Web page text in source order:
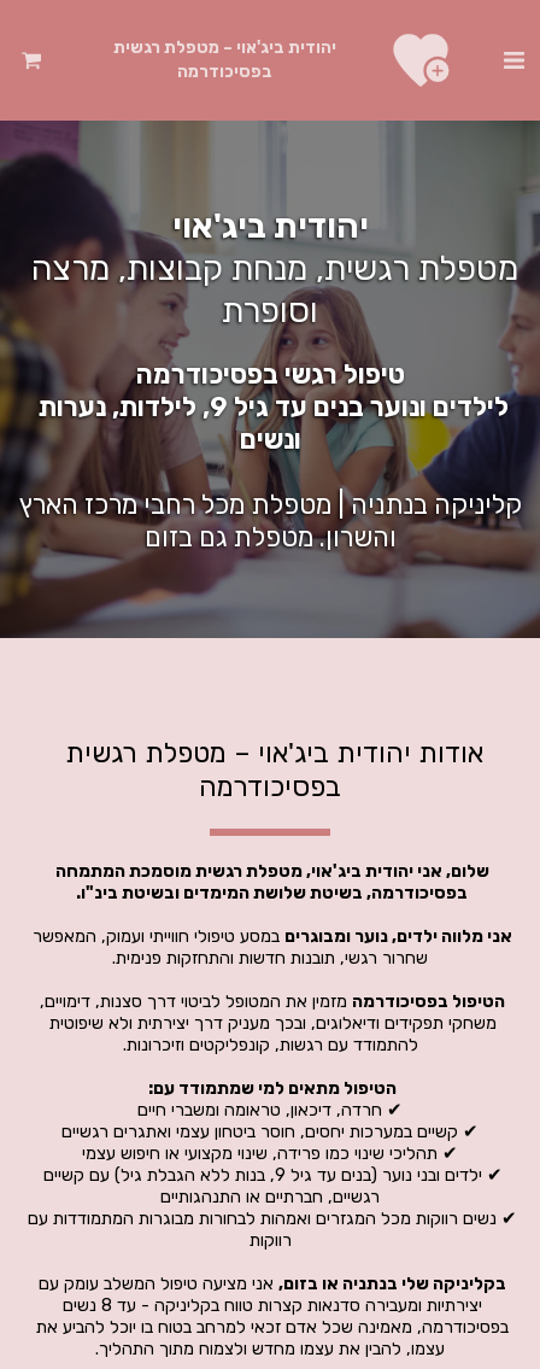
יהודית ביג'אוי – מטפלת רגשית
בפסיכודרמה
יהודית ביג'אוי
וסופרת
טיפול רגשי בפסיכודרמה
לילדים ונוער בנים עד גיל 9,
ונשים
קליניקה בנתניה | מטפלת מכל רחבי מרכז הארץ
והשרון. מטפלת גם בזום
בפסיכודרמה
בפסיכודרמה, בשיטת שלושת המימדים ובשיטת בינ"ו.
אני מלווה ילדים, נוער ומבוגרים
שחרור רגשי, תובנות חדשות והתחזקות פנימית.
הטיפול בפסיכודרמה
להתמודד עם רגשות, קונפליקטים וזיכרונות.
הטיפול מתאים למי שמתמודד עם:
✔ חרדה, דיכאון, טראומה ומשברי חיים
✔ קשיים במערכות יחסים, חוסר ביטחון עצמי ואתגרים רגשיים
✔ תהליכי שינוי כמו פרידה, שינוי מקצועי או חיפוש עצמי
רגשיים, חברתיים או התנהגותיים
רווקות
בקליניקה שלי בנתניה או בזום,
עצמו, להבין את עצמו מחדש ולצמוח מתוך התהליך.